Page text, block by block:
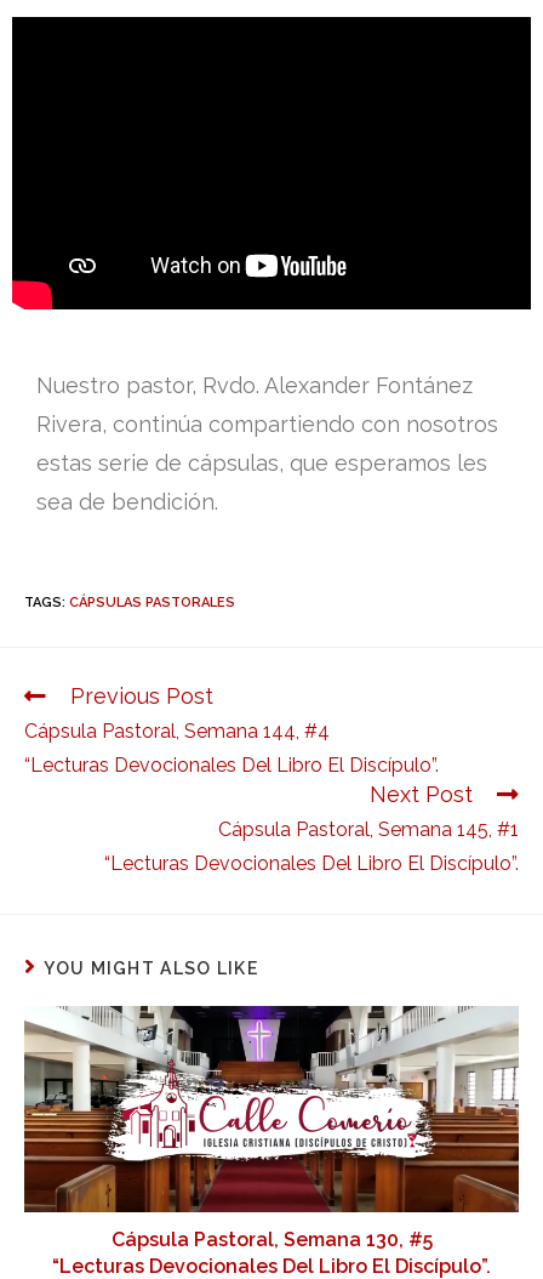
Nuestro pastor, Rvdo. Alexander Fontánez
Rivera, continúa compartiendo con nosotros
estas serie de cápsulas, que esperamos les
sea de bendición.
TAGS: CÁPSULAS PASTORALES
Previous Post
Cápsula Pastoral, Semana 144, #4
“Lecturas Devocionales Del Libro El Discípulo”.
Next Post
Cápsula Pastoral, Semana 145, #1
“Lecturas Devocionales Del Libro El Discípulo”.
YOU MIGHT ALSO LIKE
Cápsula Pastoral, Semana 130, #5
“Lecturas Devocionales Del Libro El Discípulo”.